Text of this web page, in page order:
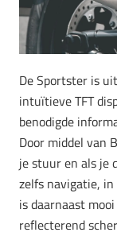
De Sportster is
intuïtieve TFT
benodigde
Door middel van
je stuur en als je
zelfs navigatie, in
is daarnaast
reflecterend